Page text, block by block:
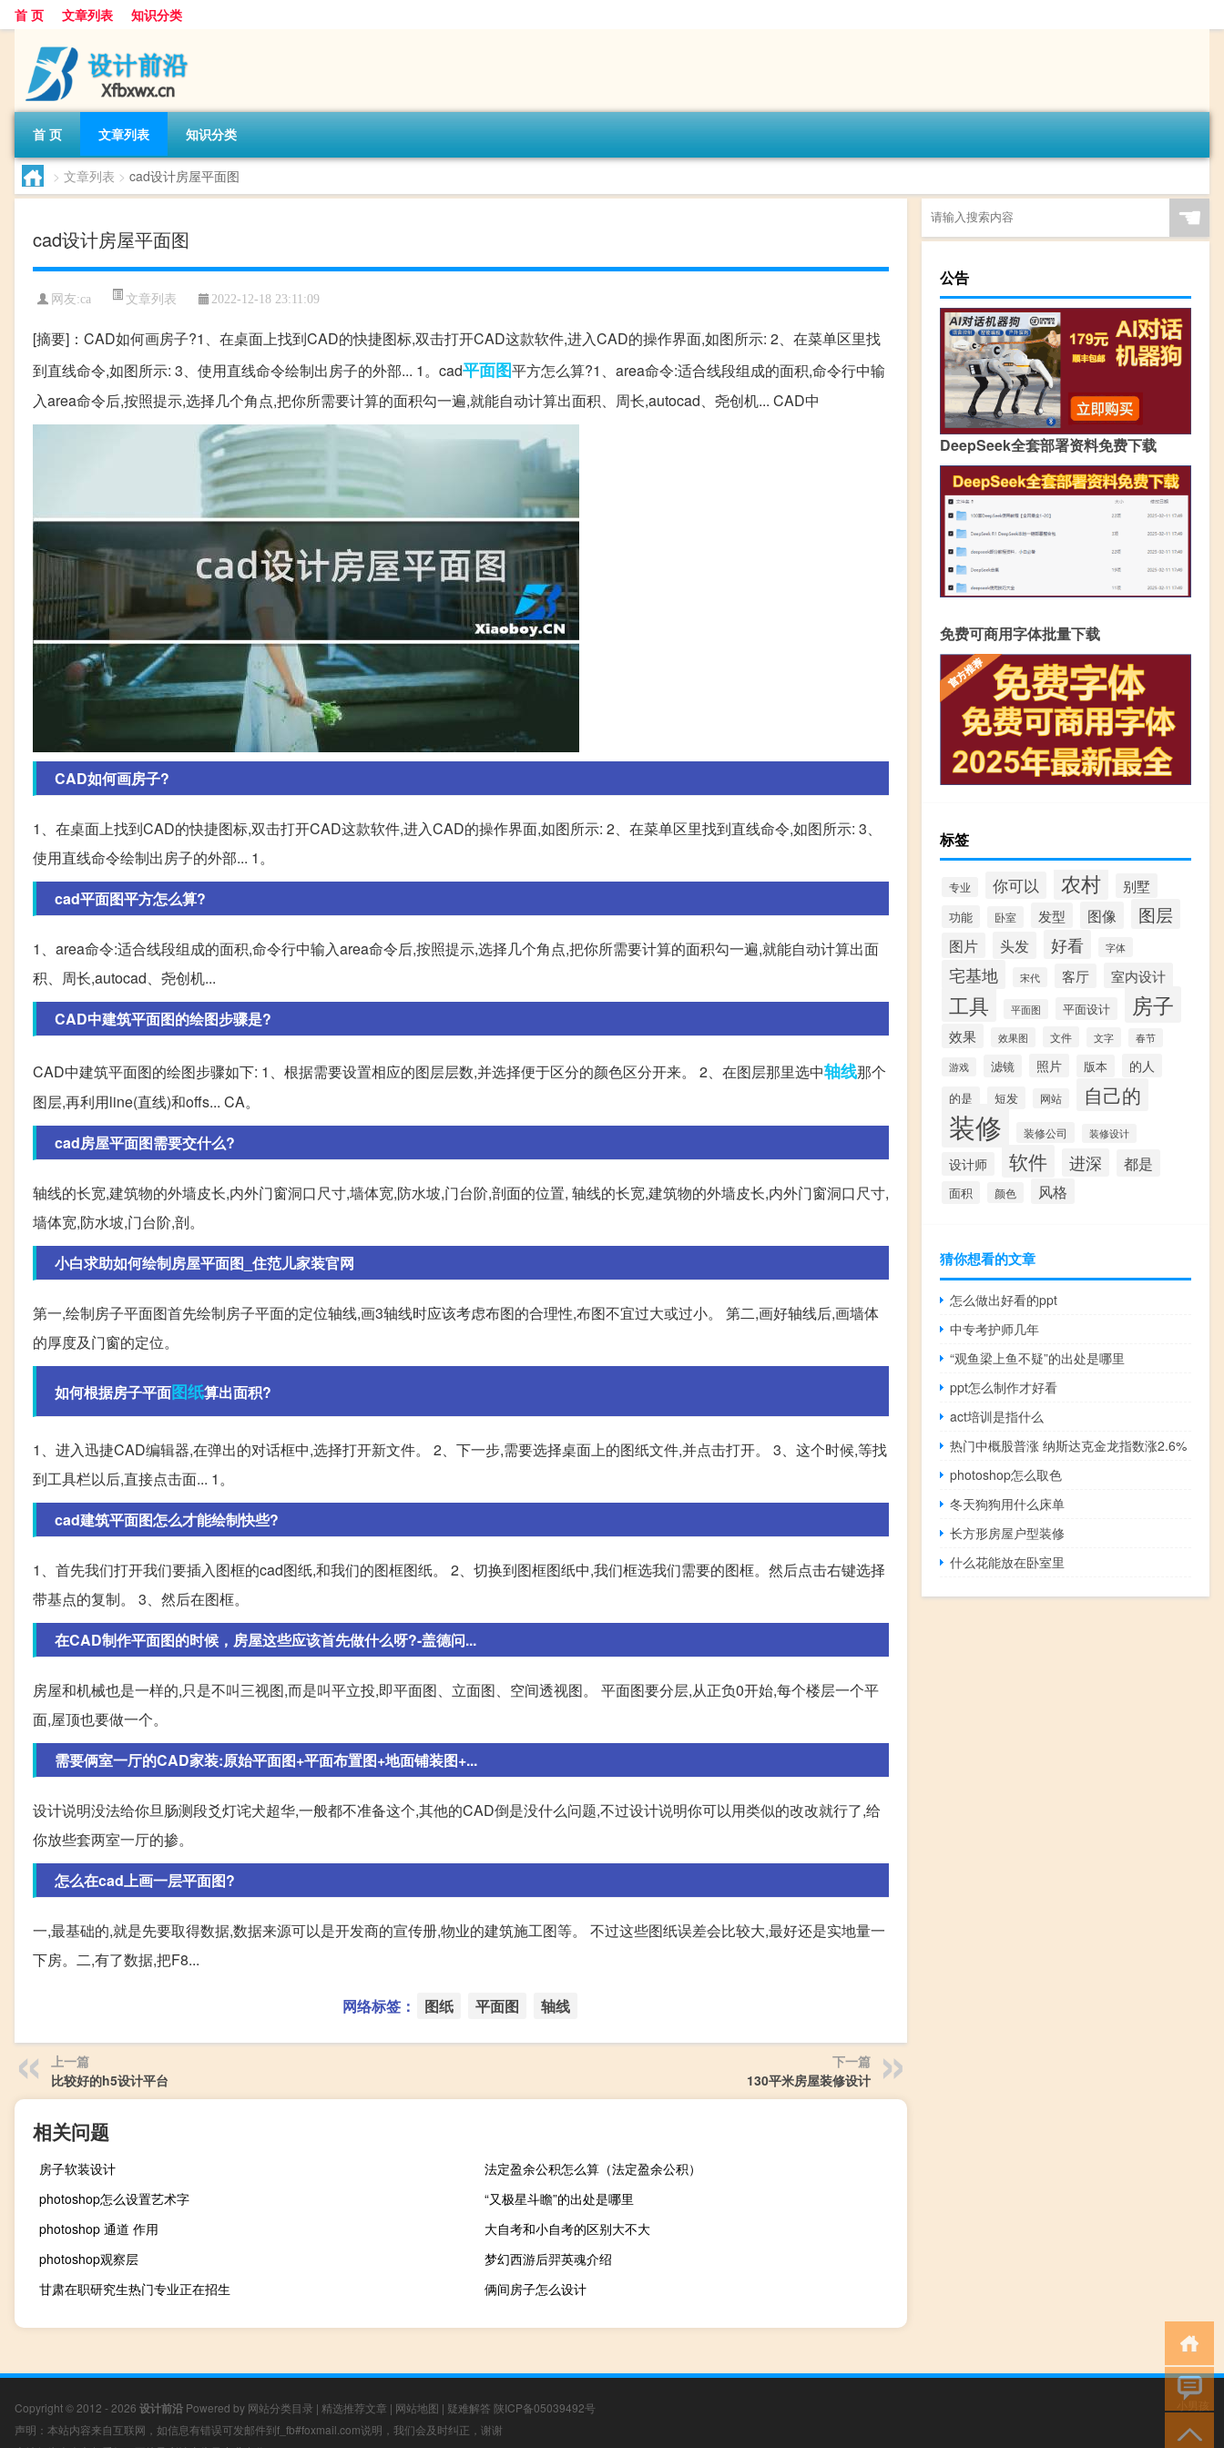
首 页 文章列表 知识分类
首 页 文章列表 知识分类
> 文章列表 > cad设计房屋平面图
cad设计房屋平面图
网友:ca 文章列表 2022-12-18 23:11:09
[摘要]：CAD如何画房子?1、在桌面上找到CAD的快捷图标,双击打开CAD这款软件,进入CAD的操作界面,如图所示: 2、在菜单区里找
到直线命令,如图所示: 3、使用直线命令绘制出房子的外部... 1。cad平面图平方怎么算?1、area命令:适合线段组成的面积,命令行中输
入area命令后,按照提示,选择几个角点,把你所需要计算的面积勾一遍,就能自动计算出面积、周长,autocad、尧创机... CAD中
CAD如何画房子?
1、在桌面上找到CAD的快捷图标,双击打开CAD这款软件,进入CAD的操作界面,如图所示: 2、在菜单区里找到直线命令,如图所示: 3、
使用直线命令绘制出房子的外部... 1。
cad平面图平方怎么算?
1、area命令:适合线段组成的面积,命令行中输入area命令后,按照提示,选择几个角点,把你所需要计算的面积勾一遍,就能自动计算出面
积、周长,autocad、尧创机...
CAD中建筑平面图的绘图步骤是?
CAD中建筑平面图的绘图步骤如下: 1、根据需要设置相应的图层层数,并选择便于区分的颜色区分开来。 2、在图层那里选中轴线那个
图层,再利用line(直线)和offs... CA。
cad房屋平面图需要交什么?
轴线的长宽,建筑物的外墙皮长,内外门窗洞口尺寸,墙体宽,防水坡,门台阶,剖面的位置, 轴线的长宽,建筑物的外墙皮长,内外门窗洞口尺寸,
墙体宽,防水坡,门台阶,剖。
小白求助如何绘制房屋平面图_住范儿家装官网
第一,绘制房子平面图首先绘制房子平面的定位轴线,画3轴线时应该考虑布图的合理性,布图不宜过大或过小。 第二,画好轴线后,画墙体
的厚度及门窗的定位。
如何根据房子平面图纸算出面积?
1、进入迅捷CAD编辑器,在弹出的对话框中,选择打开新文件。 2、下一步,需要选择桌面上的图纸文件,并点击打开。 3、这个时候,等找
到工具栏以后,直接点击面... 1。
cad建筑平面图怎么才能绘制快些?
1、首先我们打开我们要插入图框的cad图纸,和我们的图框图纸。 2、切换到图框图纸中,我们框选我们需要的图框。然后点击右键选择
带基点的复制。 3、然后在图框。
在CAD制作平面图的时候，房屋这些应该首先做什么呀?-盖德问...
房屋和机械也是一样的,只是不叫三视图,而是叫平立投,即平面图、立面图、空间透视图。 平面图要分层,从正负0开始,每个楼层一个平
面,屋顶也要做一个。
需要俩室一厅的CAD家装:原始平面图+平面布置图+地面铺装图+...
设计说明没法给你旦肠测段爻灯诧犬超华,一般都不准备这个,其他的CAD倒是没什么问题,不过设计说明你可以用类似的改改就行了,给
你放些套两室一厅的掺。
怎么在cad上画一层平面图?
一,最基础的,就是先要取得数据,数据来源可以是开发商的宣传册,物业的建筑施工图等。 不过这些图纸误差会比较大,最好还是实地量一
下房。二,有了数据,把F8...
网络标签： 图纸 平面图 轴线
上一篇
比较好的h5设计平台
下一篇
130平米房屋装修设计
相关问题
房子软装设计
法定盈余公积怎么算（法定盈余公积）
photoshop怎么设置艺术字
“又极星斗瞻”的出处是哪里
photoshop 通道 作用
大自考和小自考的区别大不大
photoshop观察层
梦幻西游后羿英魂介绍
甘肃在职研究生热门专业正在招生
俩间房子怎么设计
☚
公告
DeepSeek全套部署资料免费下载
免费可商用字体批量下载
标签
专业 你可以 农村 别墅
功能 卧室 发型 图像 图层
图片 头发 好看 字体
宅基地 宋代 客厅 室内设计
工具 平面图 平面设计 房子
效果 效果图 文件 文字 春节
游戏 滤镜 照片 版本 的人
的是 短发 网站 自己的
装修 装修公司 装修设计
设计师 软件 进深 都是
面积 颜色 风格
猜你想看的文章
怎么做出好看的ppt
中专考护师几年
“观鱼梁上鱼不疑”的出处是哪里
ppt怎么制作才好看
act培训是指什么
热门中概股普涨 纳斯达克金龙指数涨2.6%
photoshop怎么取色
冬天狗狗用什么床单
长方形房屋户型装修
什么花能放在卧室里
Copyright © 2012 - 2026 设计前沿 Powered by 网站分类目录 | 精选推荐文章 | 网站地图 | 疑难解答 陕ICP备05039492号
声明：本站内容来自互联网，如信息有错误可发邮件到f_fb#foxmail.com说明，我们会及时纠正，谢谢
小男孩